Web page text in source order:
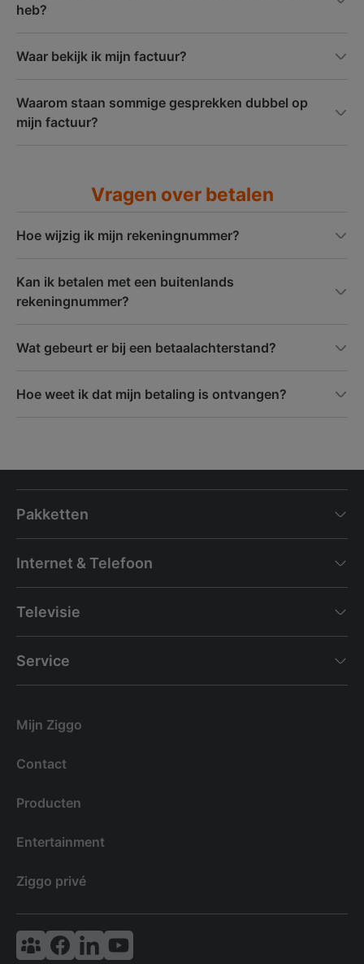
heb?
Waar bekijk ik mijn factuur?
Waarom staan sommige gesprekken dubbel op
mijn factuur?
Vragen over betalen
Hoe wijzig ik mijn rekeningnummer?
Kan ik betalen met een buitenlands
rekeningnummer?
Wat gebeurt er bij een betaalachterstand?
Hoe weet ik dat mijn betaling is ontvangen?
Pakketten
Internet & Telefoon
Televisie
Service
Mijn Ziggo
Contact
Producten
Entertainment
Ziggo privé
Vodafone & Ziggo Community
Ziggo Facebook
VodafoneZiggo LinkedIn
Ziggo YouTube